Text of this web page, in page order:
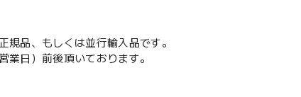
規品、もしくは並行輸入品です。
業日）前後頂いております。